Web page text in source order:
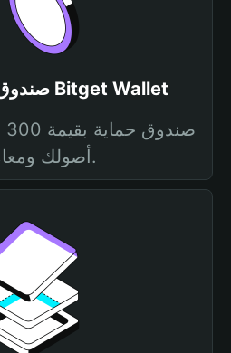
صندوق حماية محفظة Bitget Wallet
أصولك ومعاملاتك.